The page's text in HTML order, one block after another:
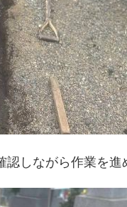
しながら作業を進